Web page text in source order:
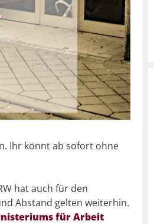
Ihr könnt ab sofort ohne
hat auch für den
Abstand gelten weiterhin.
für Arbeit
elke Metzer
vor 1 Monat
wird, manchmal auch erst
auf den 2.Blick